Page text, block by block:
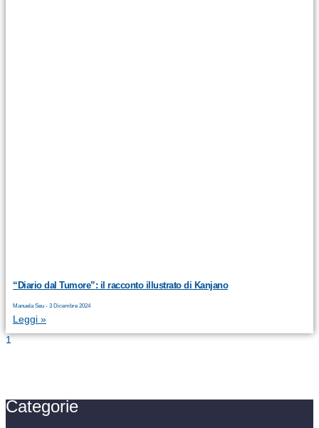
“Diario dal Tumore”: il racconto illustrato di Kanjano
Manuela Seu 3 Dicembre 2024
Leggi »
Categorie